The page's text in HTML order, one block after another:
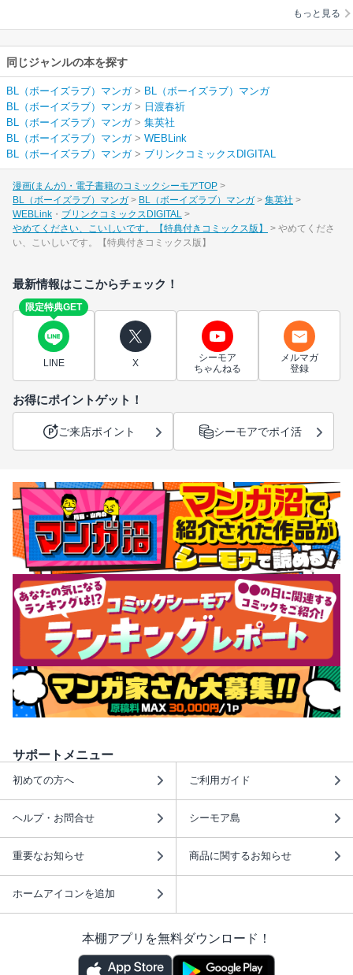
もっと見る
同じジャンルの本を探す
BL（ボーイズラブ）マンガ> BL（ボーイズラブ）マンガ
BL（ボーイズラブ）マンガ> 日渡春祈
BL（ボーイズラブ）マンガ> 集英社
BL（ボーイズラブ）マンガ> WEBLink
BL（ボーイズラブ）マンガ> ブリンクコミックスDIGITAL
漫画(まんが)・電子書籍のコミックシーモアTOP
BL（ボーイズラブ）マンガ
BL（ボーイズラブ）マンガ
集英社
WEBLink
ブリンクコミックスDIGITAL
やめてください、こいしいです。【特典付きコミックス版】
やめてくださ
い、こいしいです。【特典付きコミックス版】
最新情報はここからチェック！
限定特典GET
LINE X
シーモア
ちゃんねる
メルマガ
登録
お得にポイントゲット！
ご来店ポイント シーモアでポイ活
サポートメニュー
初めての方へ ご利用ガイド
ヘルプ・お問合せ シーモア島
重要なお知らせ 商品に関するお知らせ
ホームアイコンを追加
本棚アプリを無料ダウンロード！